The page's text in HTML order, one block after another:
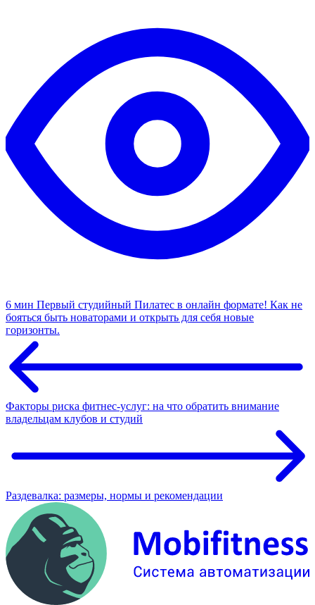
6 мин Первый студийный Пилатес в онлайн формате! Как не
бояться быть новаторами и открыть для себя новые
горизонты.
Факторы риска фитнес-услуг: на что обратить внимание
владельцам клубов и студий
Раздевалка: размеры, нормы и рекомендации